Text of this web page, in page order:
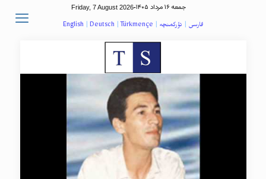
Friday, 7 August 2026- جمعه ۱۶ مرداد ۱۴۰۵
فارسی | تؤرکمنچه |
English | Deutsch | Türkmençe